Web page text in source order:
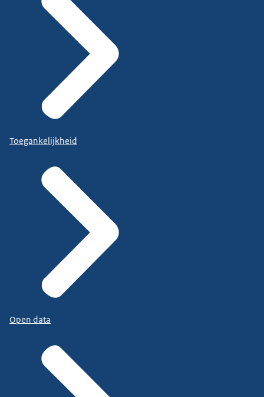
Toegankelijkheid
Open data